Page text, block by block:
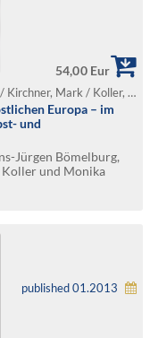
54,00 Eur
Bömelburg, Hans-Jürgen / Kirchner, Mark / Koller, Markus / Wingender, Monika (Ed.)
Europa – im
und
Jürgen Bömelburg,
und Monika
published 01.2013